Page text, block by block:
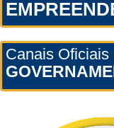
Canais Oficiais